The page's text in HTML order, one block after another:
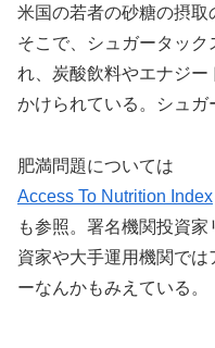
米国の若者の砂糖の摂取
そこで、シュガータック
れ、炭酸飲料やエナジ
かけられている。シュガ
肥満問題については
Access To Nutrition Index
も参照。署名機関投資
資家や大手運用機関で
ーなんかもみえている。